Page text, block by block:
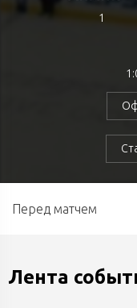
1
Перед матчем
Лента